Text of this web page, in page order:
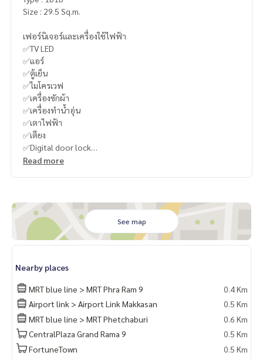
Size : 29.5 Sq.m.
เฟอร์นิเจอร์และเครื่องใช้ไฟฟ้า
✅TV LED
✅แอร์
✅ตู้เย็น
✅ไมโครเวฟ
✅เครื่องซักผ้า
✅เครื่องทำน้ำอุ่น
✅เตาไฟฟ้า
✅เตียง
✅Digital door lock
Tel : 093-943-4388
What App
+6693-943-4388
LINE ID : @BPP2019
#คอนโดมหาลัย #คอนโดพระรามเก้า #คอนโดrama9 #คอนโดพ
ระราม9 #condomrt #condobangkok #condorama9 #cond
oratchada #condoasoke #คอนโด #คอนโดใจกลางเมือง #คอ
นโดอโศก #คอนโดรัชดา #คอนโดพระรามเก้า #condohuaikhwa
ng #condoclosemrt #condoratchada #condobkk #condo
bangkok
#Bam
Read more
See map
Nearby places
MRT blue line > MRT Phra Ram 9
0.4 Km
Airport link > Airport Link Makkasan
0.5 Km
MRT blue line > MRT Phetchaburi
0.6 Km
CentralPlaza Grand Rama 9
0.5 Km
FortuneTown
0.5 Km